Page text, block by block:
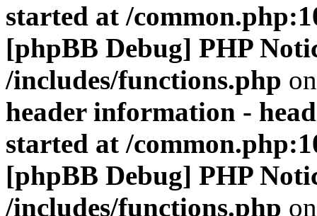
started at /
[phpBB Debug] PHP
/includes/functions.php
header information -
started at /
[phpBB Debug] PHP
/includes/functions.php